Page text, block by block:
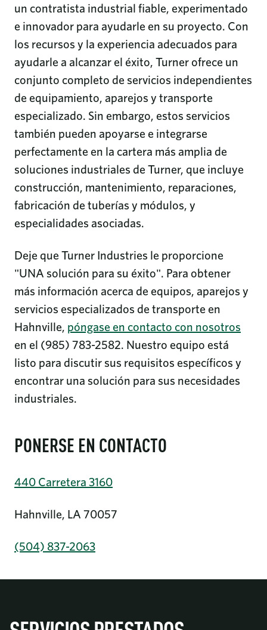
un contratista industrial fiable, experimentado
e innovador para ayudarle en su proyecto. Con
los recursos y la experiencia adecuados para
ayudarle a alcanzar el éxito, Turner ofrece un
conjunto completo de servicios independientes
de equipamiento, aparejos y transporte
especializado. Sin embargo, estos servicios
también pueden apoyarse e integrarse
perfectamente en la cartera más amplia de
soluciones industriales de Turner, que incluye
construcción, mantenimiento, reparaciones,
fabricación de tuberías y módulos, y
especialidades asociadas.
Deje que Turner Industries le proporcione
"UNA solución para su éxito". Para obtener
más información acerca de equipos, aparejos y
servicios especializados de transporte en
Hahnville, póngase en contacto con nosotros
en el (985) 783-2582. Nuestro equipo está
listo para discutir sus requisitos específicos y
encontrar una solución para sus necesidades
industriales.
PONERSE EN CONTACTO
440 Carretera 3160
Hahnville, LA 70057
(504) 837-2063